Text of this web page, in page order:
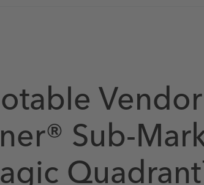
Sub-